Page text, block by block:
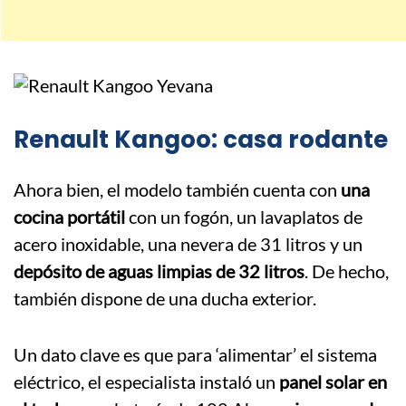
Renault Kangoo: casa rodante
Ahora bien, el modelo también cuenta con una
cocina portátilcon un fogón, un lavaplatos de
acero inoxidable, una nevera de 31 litros y un
depósito de aguas limpias de 32 litros. De hecho,
también dispone de una ducha exterior.
Un dato clave es que para ‘alimentar’ el sistema
eléctrico, el especialista instaló un panel solar en